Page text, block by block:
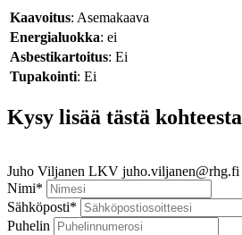
Kaavoitus: Asemakaava
Energialuokka: ei
Asbestikartoitus: Ei
Tupakointi: Ei
Kysy lisää tästä kohteesta
Juho Viljanen LKV juho.viljanen@rhg.fi
Nimi*
Sähköposti*
Puhelin